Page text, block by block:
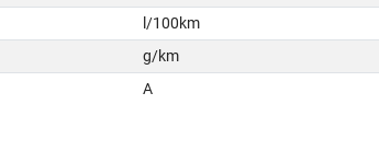
l/100km
g/km
A